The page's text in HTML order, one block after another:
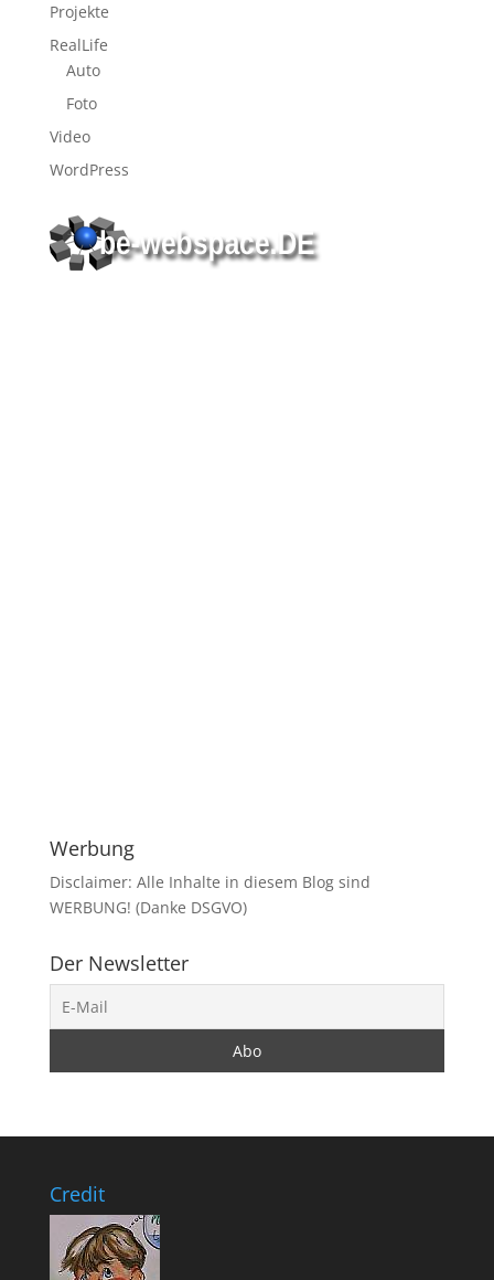
Projekte
RealLife
Auto
Foto
Video
WordPress
Werbung
Disclaimer: Alle Inhalte in diesem Blog sind
WERBUNG! (Danke DSGVO)
Der Newsletter
Credit